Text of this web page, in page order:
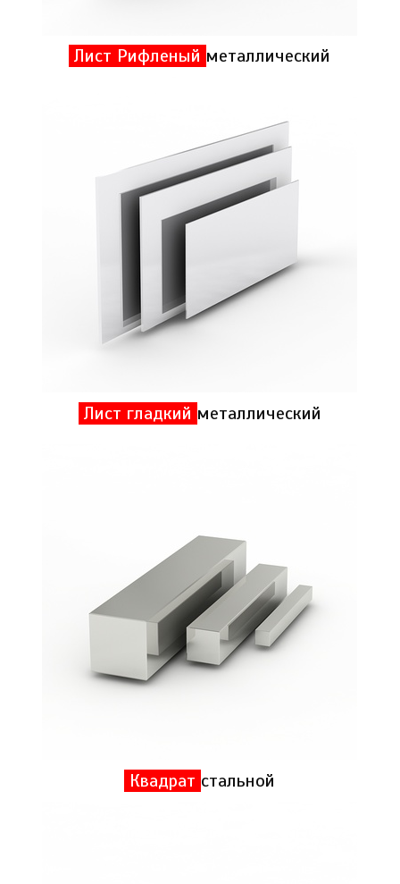
Лист Рифленый металлический
Лист гладкий металлический
Квадрат стальной